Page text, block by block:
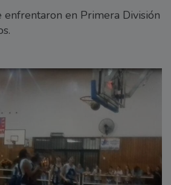
en Primera División